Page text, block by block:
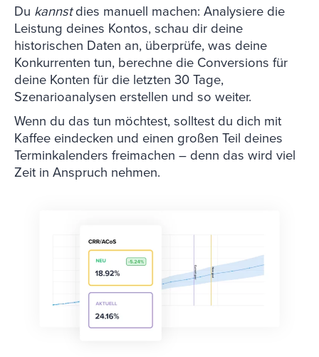
Du kannstdies manuell machen: Analysiere die
Leistung deines Kontos, schau dir deine
historischen Daten an, überprüfe, was deine
Konkurrenten tun, berechne die Conversions für
deine Konten für die letzten 30 Tage,
Szenarioanalysen erstellen und so weiter.
Wenn du das tun möchtest, solltest du dich mit
Kaffee eindecken und einen großen Teil deines
Terminkalenders freimachen – denn das wird viel
Zeit in Anspruch nehmen.